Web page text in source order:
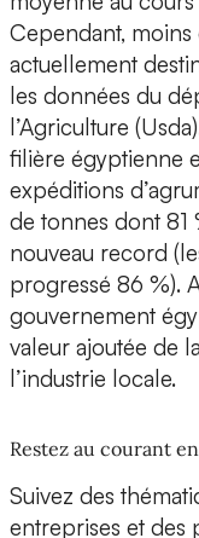
Cependant,
actuellement
les données du
l’Agriculture
filière égyptienne
expéditions
de tonnes dont 81
nouveau record
progressé 86 %).
gouvernement
valeur ajoutée de
l’industrie locale.
Restez au courant
Suivez des
entreprises et des